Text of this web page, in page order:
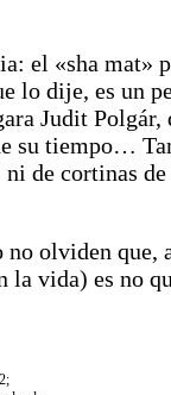
el «sha mat»
lo dije, es un
Judit
su tiempo…
de cortinas
no olviden
vida) es no